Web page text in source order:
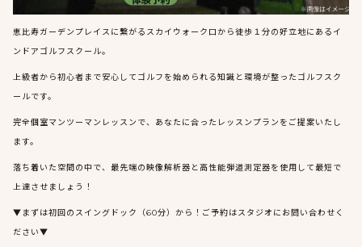
恵比寿ガーデンプレイスに繋がるスカイウォーク口から徒歩１分の好立地にあるイ
ンドアゴルフスクール。
上級者から初心者まで安心してゴルフを始められる知識と環境が整ったゴルフスク
ールです。
完全個室マンツーマンレッスンで、あなたに合ったレッスンプランをご提案いたし
ます。
落ち着いた空間の中で、最先端の映像解析器と高性能弾道測定器を使用して最短で
上達させましょう！
▼まずは初回のスイングドック（60分）から！ご予約はスタジオにお問い合わせく
ださい▼